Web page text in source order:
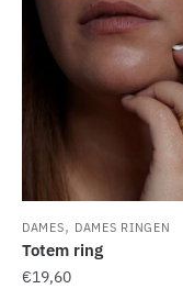
DAMES, DAMES RINGEN
Totem ring
€19,60